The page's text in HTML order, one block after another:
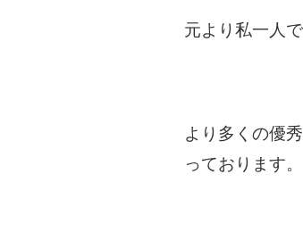
元より私一人
より多くの優
っております。